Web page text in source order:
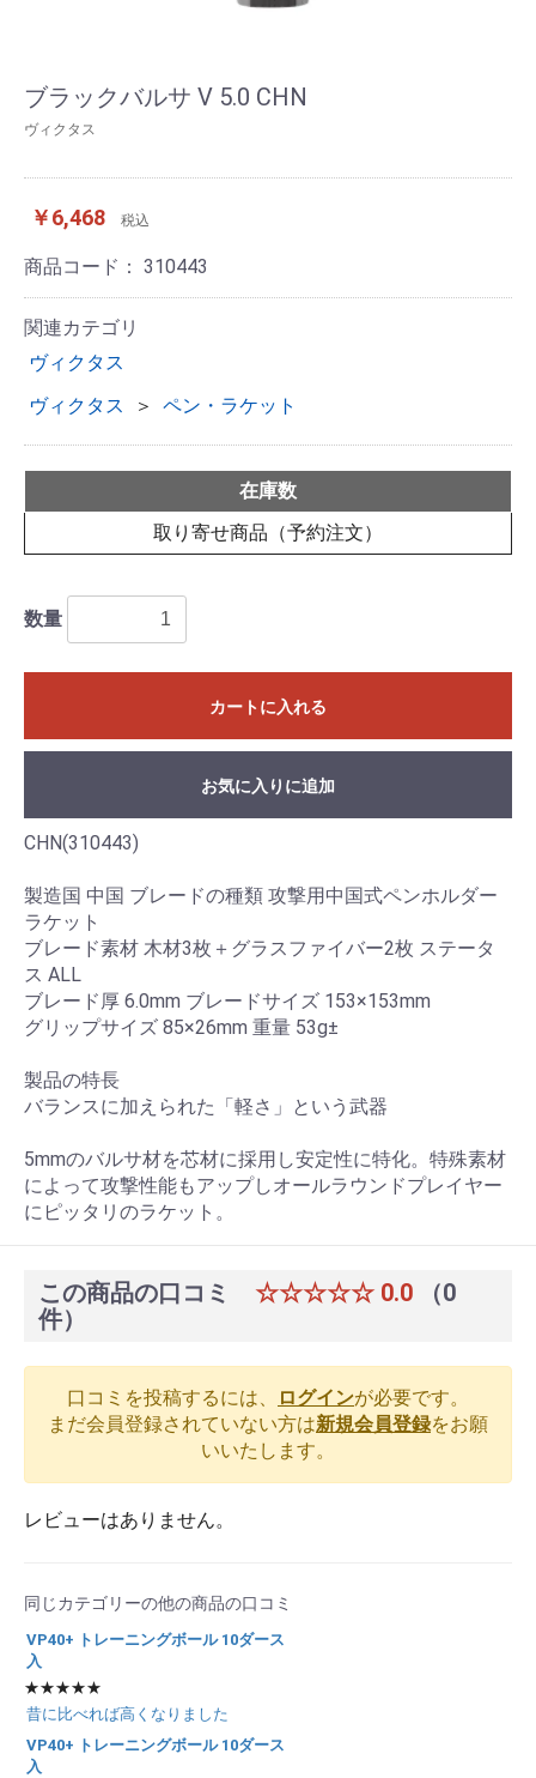
ブラックバルサ V 5.0 CHN
ヴィクタス
￥6,468 税込
商品コード： 310443
関連カテゴリ
ヴィクタス
ヴィクタス
＞ ペン・ラケット
在庫数
取り寄せ商品（予約注文）
数量
カートに入れる
お気に入りに追加
CHN(310443)
製造国 中国 ブレードの種類 攻撃用中国式ペンホルダー
ラケット
ブレード素材 木材3枚＋グラスファイバー2枚 ステータ
ス ALL
ブレード厚 6.0mm ブレードサイズ 153×153mm
グリップサイズ 85×26mm 重量 53g±
製品の特長
バランスに加えられた「軽さ」という武器
5mmのバルサ材を芯材に採用し安定性に特化。特殊素材
によって攻撃性能もアップしオールラウンドプレイヤー
にピッタリのラケット。
この商品の口コミ ☆☆☆☆☆ 0.0
（0
件）
口コミを投稿するには、 ログインが必要です。
まだ会員登録されていない方は新規会員登録をお願
いいたします。
レビューはありません。
同じカテゴリーの他の商品の口コミ
VP40+ トレーニングボール 10ダース
入
★★★★★
昔に比べれば高くなりました
VP40+ トレーニングボール 10ダース
入